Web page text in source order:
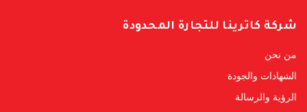
شركة كاترينا للتجارة المحدودة
من نحن
الشهادات والجودة
الرؤية والرسالة